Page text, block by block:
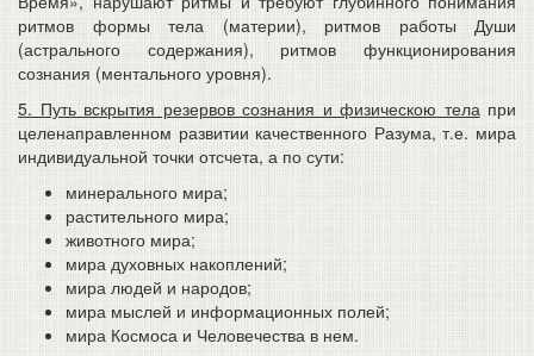
ритмов формы тела (материи), ритмов работы Души
(астрального содержания), ритмов функционирования
сознания (ментального уровня).
5. Путь вскрытия резервов сознания и физическою тела при
целенаправленном развитии качественного Разума, т.е. мира
индивидуальной точки отсчета, а по сути:
минерального мира;
растительного мира;
животного мира;
мира духовных накоплений;
мира людей и народов;
мира мыслей и информационных полей;
мира Космоса и Человечества в нем.